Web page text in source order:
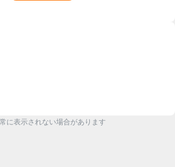
に表示されない場合があります